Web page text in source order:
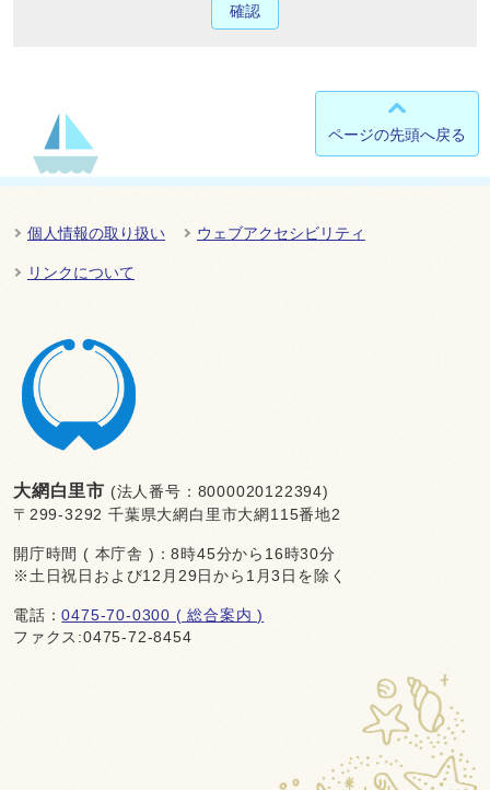
確認
ページの先頭へ戻る
個人情報の取り扱い ウェブアクセシビリティ
リンクについて
大網白里市 (法人番号：8000020122394)
〒299-3292 千葉県大網白里市大網115番地2
開庁時間 ( 本庁舎 )：8時45分から16時30分
※土日祝日および12月29日から1月3日を除く
電話：0475-70-0300 ( 総合案内 )
ファクス:0475-72-8454